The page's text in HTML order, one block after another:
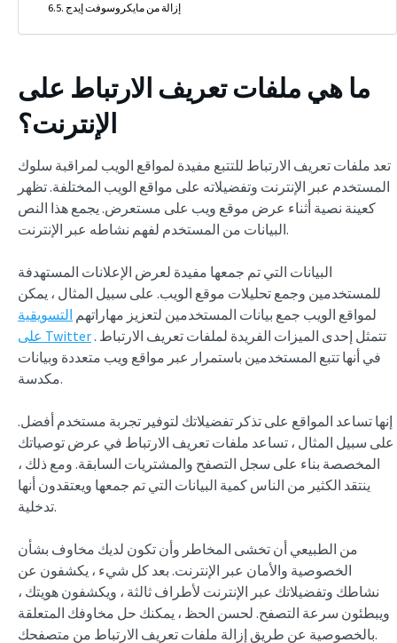
إزالة من مايكروسوفت إيدج
ما هي ملفات تعريف الارتباط على
الإنترنت؟
تعد ملفات تعريف الارتباط للتتبع مفيدة لمواقع الويب لمراقبة سلوك
المستخدم عبر الإنترنت وتفضيلاته على مواقع الويب المختلفة. تظهر
كعينة نصية أثناء عرض موقع ويب على مستعرض. يجمع هذا النص
البيانات من المستخدم لفهم نشاطه عبر الإنترنت.
البيانات التي تم جمعها مفيدة لعرض الإعلانات المستهدفة
للمستخدمين وجمع تحليلات موقع الويب. على سبيل المثال ، يمكن
لمواقع الويب جمع بيانات المستخدمين لتعزيز مهاراتهم التسويقية
على Twitter. تتمثل إحدى الميزات الفريدة لملفات تعريف الارتباط
في أنها تتبع المستخدمين باستمرار عبر مواقع ويب متعددة وبيانات
مكدسة.
إنها تساعد المواقع على تذكر تفضيلاتك لتوفير تجربة مستخدم أفضل.
على سبيل المثال ، تساعد ملفات تعريف الارتباط في عرض توصياتك
المخصصة بناء على سجل التصفح والمشتريات السابقة. ومع ذلك ،
ينتقد الكثير من الناس كمية البيانات التي تم جمعها ويعتقدون أنها
تدخلية.
من الطبيعي أن تخشى المخاطر وأن تكون لديك مخاوف بشأن
الخصوصية والأمان عبر الإنترنت. بعد كل شيء ، يكشفون عن
نشاطك وتفضيلاتك عبر الإنترنت لأطراف ثالثة ، ويكشفون هويتك ،
ويبطئون سرعة التصفح. لحسن الحظ ، يمكنك حل مخاوفك المتعلقة
بالخصوصية عن طريق إزالة ملفات تعريف الارتباط من متصفحك.